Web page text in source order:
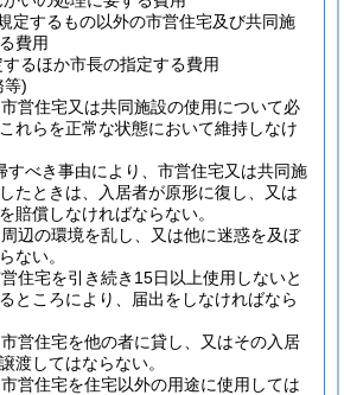
定するもの以外の市営住宅及び共同施
費用
するほか市長の指定する費用
等)
営住宅又は共同施設の使用について必
れらを正常な状態において維持しなけ
すべき事由により、市営住宅又は共同施
たときは、入居者が原形に復し、又は
賠償しなければならない。
辺の環境を乱し、又は他に迷惑を及ぼ
ない。
住宅を引き続き15日以上使用しないと
ところにより、届出をしなければなら
営住宅を他の者に貸し、又はその入居
渡してはならない。
営住宅を住宅以外の用途に使用しては